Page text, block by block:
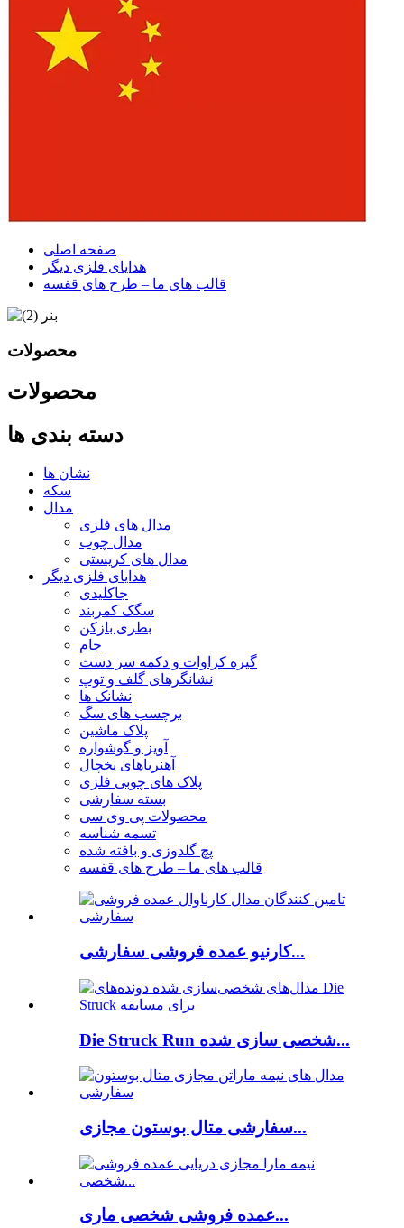
صفحه اصلی
هدایای فلزی دیگر
قالب های ما – طرح های قفسه
محصولات
محصولات
دسته بندی ها
نشان ها
سکه
مدال
مدال های فلزی
مدال چوب
مدال های کریستی
هدایای فلزی دیگر
جاکلیدی
سگک کمربند
بطری بازکن
جام
گیره کراوات و دکمه سر دست
نشانگرهای گلف و توپ
نشانک ها
برچسب های سگ
پلاک ماشین
آویز و گوشواره
آهنرباهای یخچال
پلاک های چوبی فلزی
بسته سفارشی
محصولات پی وی سی
تسمه شناسه
پچ گلدوزی و بافته شده
قالب های ما – طرح های قفسه
کارنیو عمده فروشی سفارشی...
Die Struck Run شخصی سازی شده...
سفارشی متال بوستون مجازی...
عمده فروشی شخصی ماری...